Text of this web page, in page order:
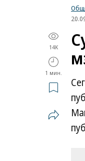
14K
1 мин.